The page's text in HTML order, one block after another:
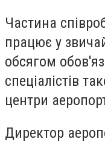
Частина
працює у
обсягом
спеціалістів
центри
Директор